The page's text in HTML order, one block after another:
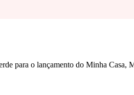
para o lançamento do Minha Casa,